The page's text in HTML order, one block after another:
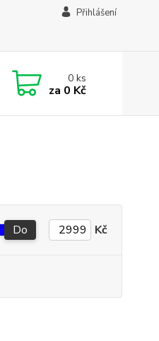
Přihlášení
0ks
za 0 Kč
Do Kč